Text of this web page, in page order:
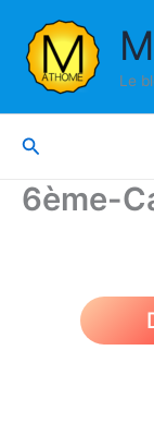
contenu
Le
Rechercher
6ème-